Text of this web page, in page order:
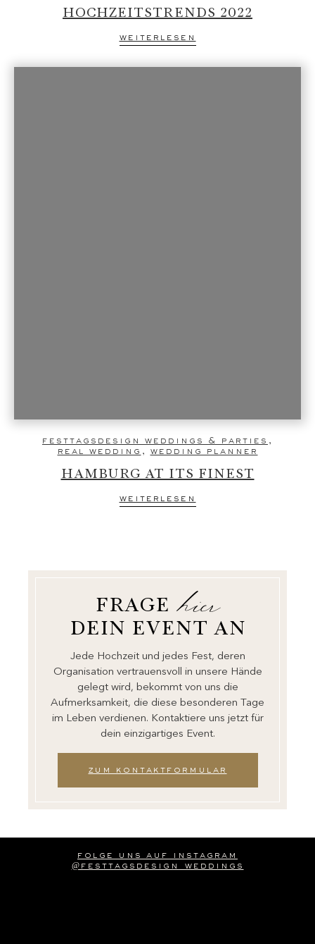
HOCHZEITSTRENDS 2022
weiterlesen
festtagsdesign weddings & parties
,
real wedding
, wedding planner
HAMBURG AT ITS FINEST
weiterlesen
FRAGEhier
DEIN EVENT AN
Jede Hochzeit und jedes Fest, deren
Organisation vertrauensvoll in unsere Hände
gelegt wird, bekommt von uns die
Aufmerksamkeit, die diese besonderen Tage
im Leben verdienen. Kontaktiere uns jetzt für
dein einzigartiges Event.
zum kontaktformular
folge uns auf instagram
@festtagsdesign_weddings